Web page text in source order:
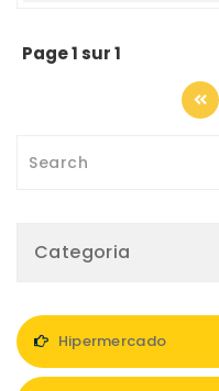
Page 1 sur 1
Categoria
Hipermercado